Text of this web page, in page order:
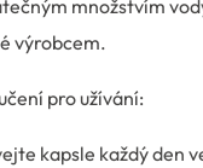
množstvím
výrobcem.
pro užívání:
kapsle každý den